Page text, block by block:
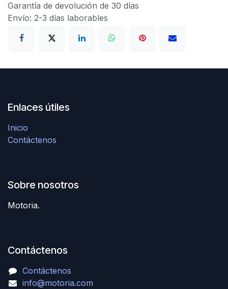
Garantía de devolución de 30 días
Envío: 2-3 días laborables
Enlaces útiles
Inicio
Contáctenos
Sobre nosotros
Motoria.
Contáctenos
Contáctenos
info@motoria.com